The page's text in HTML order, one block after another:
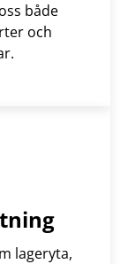
både
och
lageryta,